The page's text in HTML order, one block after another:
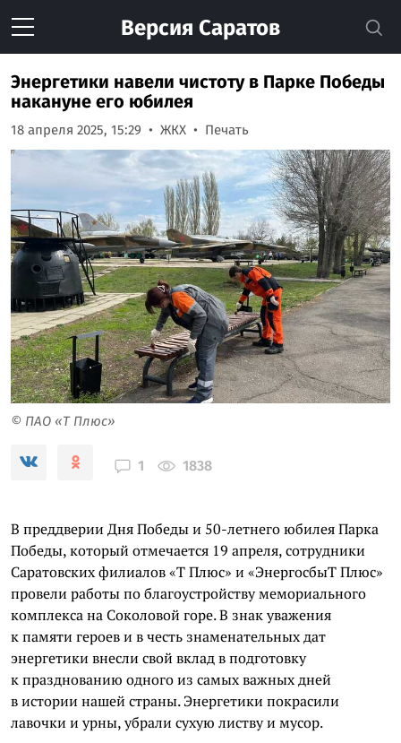
Версия Саратов
Энергетики навели чистоту в Парке Победы
накануне его юбилея
18 апреля 2025, 15:29 ЖКХ Печать
© ПАО «Т Плюс»
1 1838
В преддверии Дня Победы и 50-летнего юбилея Парка
Победы, который отмечается 19 апреля, сотрудники
Саратовских филиалов «Т Плюс» и «ЭнергосбыТ Плюс»
провели работы по благоустройству мемориального
комплекса на Соколовой горе. В знак уважения
к памяти героев и в честь знаменательных дат
энергетики внесли свой вклад в подготовку
к празднованию одного из самых важных дней
в истории нашей страны. Энергетики покрасили
лавочки и урны, убрали сухую листву и мусор.